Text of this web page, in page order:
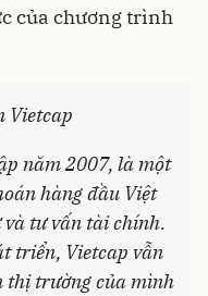
của chương trình
Vietcap
năm 2007, là một
hàng đầu Việt
tư vấn tài chính.
triển, Vietcap vẫn
thị trường của mình